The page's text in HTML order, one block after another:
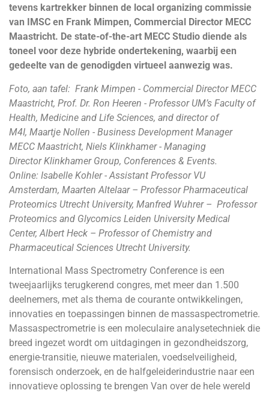
tevens kartrekker binnen de local organizing commissie
van IMSC en Frank Mimpen, Commercial Director MECC
Maastricht. De state-of-the-art MECC Studio diende als
toneel voor deze hybride ondertekening, waarbij een
gedeelte van de genodigden virtueel aanwezig was.
Foto, aan tafel: Frank Mimpen - Commercial Director MECC
Maastricht, Prof. Dr. Ron Heeren - Professor UM’s Faculty of
Health, Medicine and Life Sciences, and director of
M4I, Maartje Nollen - Business Development Manager
MECC Maastricht, Niels Klinkhamer - Managing
Director Klinkhamer Group, Conferences & Events.
Online: Isabelle Kohler - Assistant Professor VU
Amsterdam, Maarten Altelaar – Professor Pharmaceutical
Proteomics Utrecht University, Manfred Wuhrer – Professor
Proteomics and Glycomics Leiden University Medical
Center, Albert Heck – Professor of Chemistry and
Pharmaceutical Sciences Utrecht University.
International Mass Spectrometry Conference is een
tweejaarlijks terugkerend congres, met meer dan 1.500
deelnemers, met als thema de courante ontwikkelingen,
innovaties en toepassingen binnen de massaspectrometrie.
Massaspectrometrie is een moleculaire analysetechniek die
breed ingezet wordt om uitdagingen in gezondheidszorg,
energie-transitie, nieuwe materialen, voedselveiligheid,
forensisch onderzoek, en de halfgeleiderindustrie naar een
innovatieve oplossing te brengen Van over de hele wereld